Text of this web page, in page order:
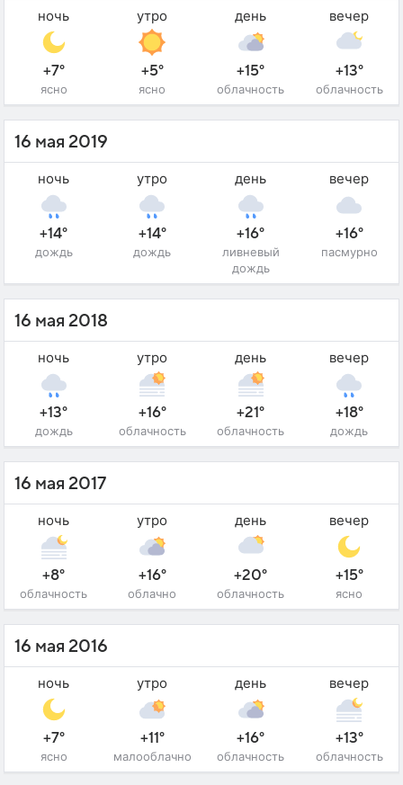
ночь
+7°
ясно
утро
+5°
ясно
день
+15°
облачность
вечер
+13°
облачность
16 мая 2019
ночь
+14°
дождь
утро
+14°
дождь
день
+16°
ливневый
дождь
вечер
+16°
пасмурно
16 мая 2018
ночь
+13°
дождь
утро
+16°
облачность
день
+21°
облачность
вечер
+18°
дождь
16 мая 2017
ночь
+8°
облачность
утро
+16°
облачно
день
+20°
облачность
вечер
+15°
ясно
16 мая 2016
ночь
+7°
ясно
утро
+11°
малооблачно
день
+16°
облачность
вечер
+13°
облачность